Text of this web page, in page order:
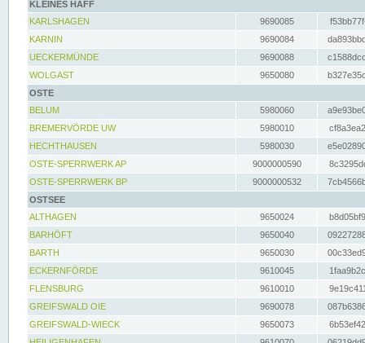
KLEINES HAFF
KARLSHAGEN
9690085
KARNIN
9690084
UECKERMÜNDE
9690088
WOLGAST
9650080
OSTE
BELUM
5980060
BREMERVÖRDE UW
5980010
HECHTHAUSEN
5980030
OSTE-SPERRWERK AP
9000000590
OSTE-SPERRWERK BP
9000000532
OSTSEE
ALTHAGEN
9650024
BARHÖFT
9650040
BARTH
9650030
ECKERNFÖRDE
9610045
FLENSBURG
9610010
GREIFSWALD OIE
9690078
GREIFSWALD-WIECK
9650073